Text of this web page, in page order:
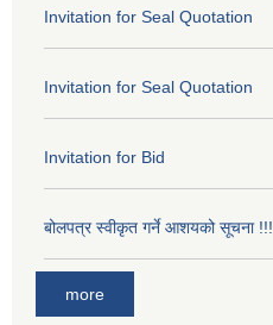
Invitation for Seal Quotation
Invitation for Seal Quotation
Invitation for Bid
बोलपत्र स्वीकृत गर्ने आशयको सूचना !!!
more